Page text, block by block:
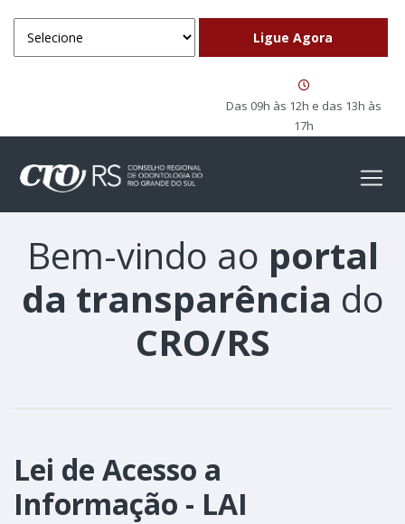
Das 09h às 12h e das 13h às
17h
Bem-vindo ao portal
da transparência do
CRO/RS
Lei de Acesso a
Informação - LAI